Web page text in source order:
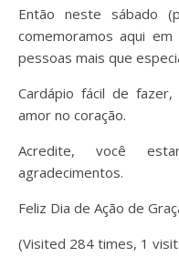
Então neste sábado
comemoramos aqui
pessoas mais que
Cardápio fácil de
amor no coração.
Acredite, você
agradecimentos.
Feliz Dia de Ação de
(Visited 284 times, 1